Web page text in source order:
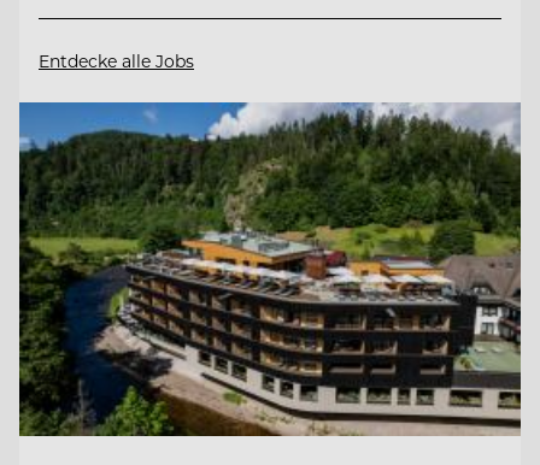
Entdecke alle Jobs